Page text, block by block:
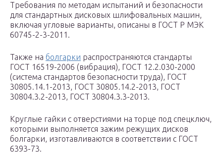
Требования по методам испытаний и безопасности
для стандартных дисковых шлифовальных машин,
включая угловые варианты, описаны в ГОСТ Р МЭК
60745-2-3-2011.
Также на болгарки распространяются стандарты
ГОСТ 16519-2006 (вибрация), ГОСТ 12.2.030-2000
(система стандартов безопасности труда), ГОСТ
30805.14.1-2013, ГОСТ 30805.14.2-2013, ГОСТ
30804.3.2-2013, ГОСТ 30804.3.3-2013.
Круглые гайки с отверстиями на торце под спецключ,
которыми выполняется зажим режущих дисков
болгарки, изготавливаются в соответствии с ГОСТ
6393-73.